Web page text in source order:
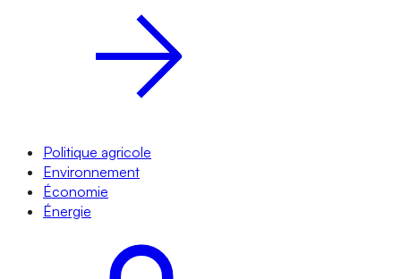
Politique agricole
Environnement
Économie
Énergie